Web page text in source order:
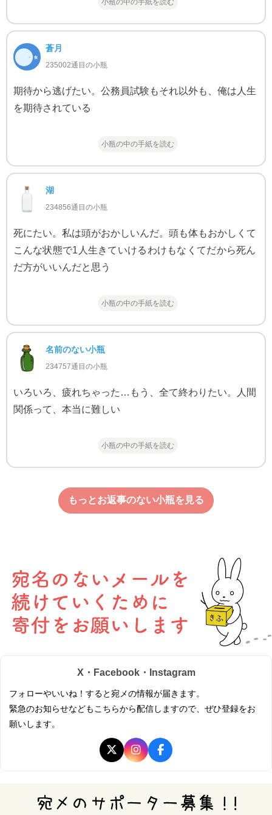
小瓶の中の手紙を読む
蒼月
235002通目の小瓶
期待から逃げたい。公務員試験もそれ以外も、俺は人生
を期待されている
小瓶の中の手紙を読む
湖
234856通目の小瓶
死にたい。私は頭がおかしいんだ。頭も体もおかしくて
こんな状態で1人生きていけるわけもなくてだから死ん
だ方がいいんだと思う
小瓶の中の手紙を読む
名前のない小瓶
234757通目の小瓶
いろいろ、疲れちゃった…もう、全て終わりたい。人間
関係って、本当に難しい
小瓶の中の手紙を読む
もっとお返事のない小瓶を見る
X・Facebook・Instagram
フォローやいいね！すると宛メの情報が届きます。
緊急のお知らせなどもこちらから配信しますので、ぜひ登録をお
願いします。